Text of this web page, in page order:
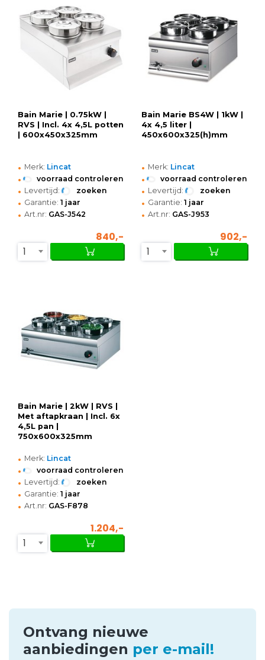
Bain Marie | 0.75kW |
RVS | Incl. 4x 4,5L potten
| 600x450x325mm
• Merk: Lincat
• voorraad controleren
• Levertijd: zoeken
• Garantie: 1 jaar
• Art.nr: GAS-J542
840,-
1
Bain Marie BS4W | 1kW |
4x 4,5 liter |
450x600x325(h)mm
• Merk: Lincat
• voorraad controleren
• Levertijd: zoeken
• Garantie: 1 jaar
• Art.nr: GAS-J953
902,-
1
Bain Marie | 2kW | RVS |
Met aftapkraan | Incl. 6x
4,5L pan |
750x600x325mm
• Merk: Lincat
• voorraad controleren
• Levertijd: zoeken
• Garantie: 1 jaar
• Art.nr: GAS-F878
1.204,-
1
Ontvang nieuwe
aanbiedingen per e-mail!